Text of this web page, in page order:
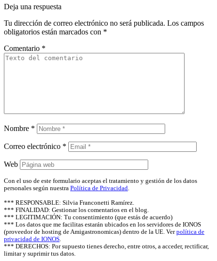
Deja una respuesta
Tu dirección de correo electrónico no será publicada. Los campos
obligatorios están marcados con *
Comentario *
Nombre *
Correo electrónico *
Web
Con el uso de este formulario aceptas el tratamiento y gestión de los datos
personales según nuestra Política de Privacidad.
*** RESPONSABLE: Silvia Franconetti Ramírez.
*** FINALIDAD: Gestionar los comentarios en el blog.
*** LEGITIMACIÓN: Tu consentimiento (que estás de acuerdo)
*** Los datos que me facilitas estarán ubicados en los servidores de IONOS
(proveedor de hosting de Amigastronomicas) dentro de la UE. Verpolítica de
privacidad de IONOS.
*** DERECHOS: Por supuesto tienes derecho, entre otros, a acceder, rectificar,
limitar y suprimir tus datos.